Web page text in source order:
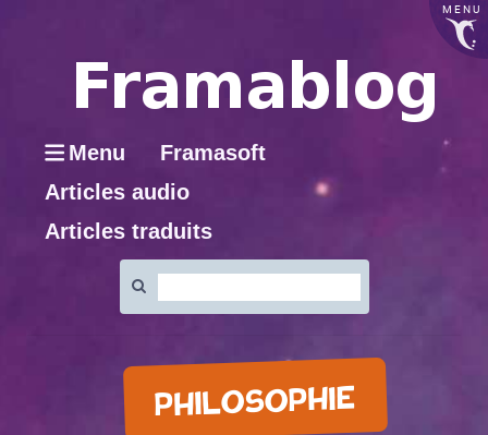
MENU
Menu
Framasoft
Articles audio
Articles traduits
:
PHILOSOPHIE